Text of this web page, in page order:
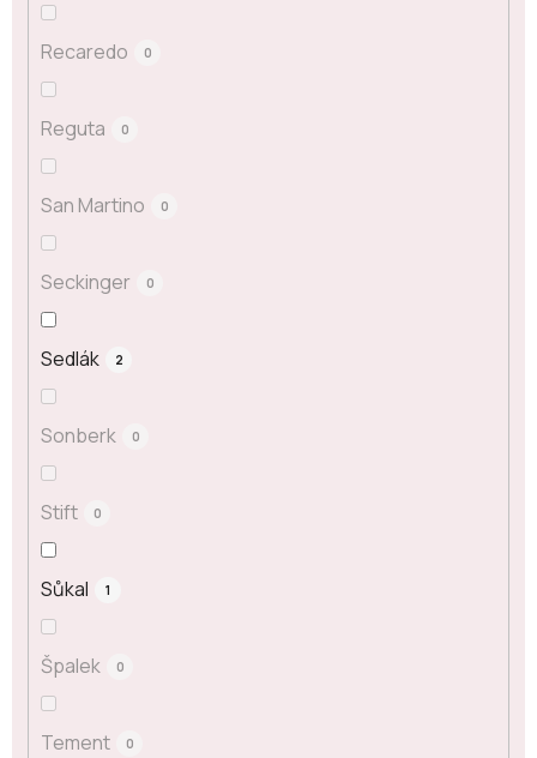
Recaredo 0
Reguta 0
San Martino 0
Seckinger 0
Sedlák 2
Sonberk 0
Stift 0
Sůkal 1
Špalek 0
Tement 0